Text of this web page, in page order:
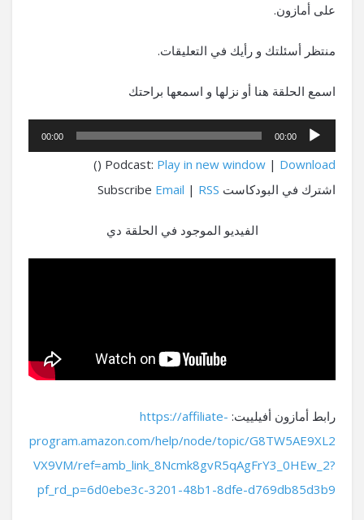
على أمازون.
منتظر أسئلتك و رأيك في التعليقات.
اسمع الحلقة هنا أو نزلها و اسمعها براحتك
مشغل
الصوت
00:00
00:00
Podcast: Play in new window | Download
()
اشترك في البودكاست Subscribe
Email | RSS
الفيديو الموجود في الحلقة دي
رابط أمازون أفيلييت: https://affiliate-
program.amazon.com/help/node/topic/G8TW5AE9XL2
VX9VM/ref=amb_link_8Ncmk8gvR5qAgFrY3_0HEw_2?
pf_rd_p=6d0ebe3c-3201-48b1-8dfe-d769db85d3b9